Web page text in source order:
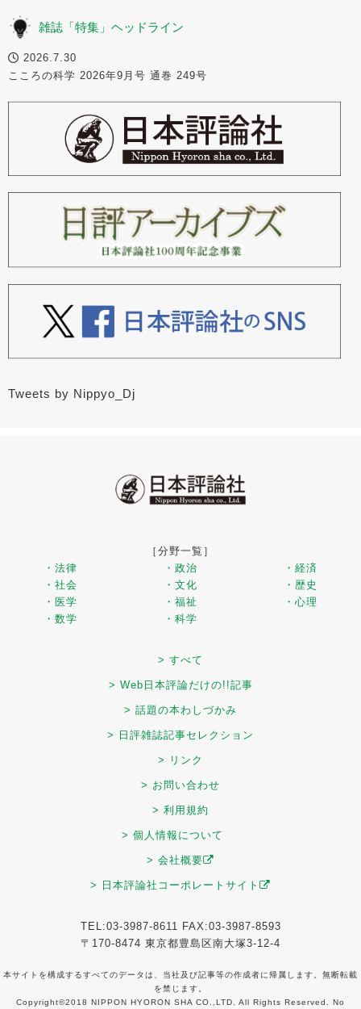
雑誌「特集」ヘッドライン
2026.7.30
こころの科学 2026年9月号 通巻 249号
Tweets by Nippyo_Dj
［分野一覧］
・法律
・政治
・経済
・社会
・文化
・歴史
・医学
・福祉
・心理
・数学
・科学
> すべて
> Web日本評論だけの!!記事
> 話題の本わしづかみ
> 日評雑誌記事セレクション
> リンク
> お問い合わせ
> 利用規約
> 個人情報について
> 会社概要
> 日本評論社コーポレートサイト
TEL:03-3987-8611 FAX:03-3987-8593
〒170-8474 東京都豊島区南大塚3-12-4
本サイトを構成するすべてのデータは、当社及び記事等の作成者に帰属します。無断転載
を禁じます。
Copyright©2018 NIPPON HYORON SHA CO.,LTD. All Rights Reserved. No